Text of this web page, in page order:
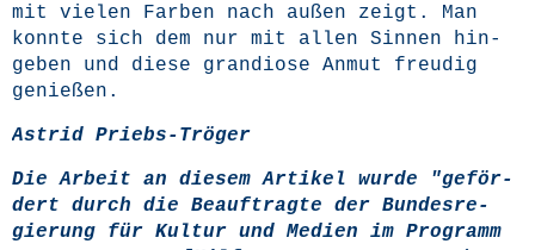
mit vie­len Far­ben nach außen zeigt. Man
konn­te sich dem nur mit allen Sin­nen hin­
ge­ben und die­se gran­dio­se Anmut freu­dig
genießen.
Astrid Priebs-Trö­ger
Die Arbeit an die­sem Arti­kel wur­de "geför­
dert durch die Beauf­trag­te der Bun­des­re­
gie­rung für Kul­tur und Medi­en im Pro­gramm